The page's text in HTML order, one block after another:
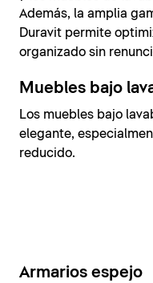
Además, la amplia
Duravit permite
organizado sin
Muebles bajo
Los muebles bajo
elegante,
reducido.
Armarios espejo